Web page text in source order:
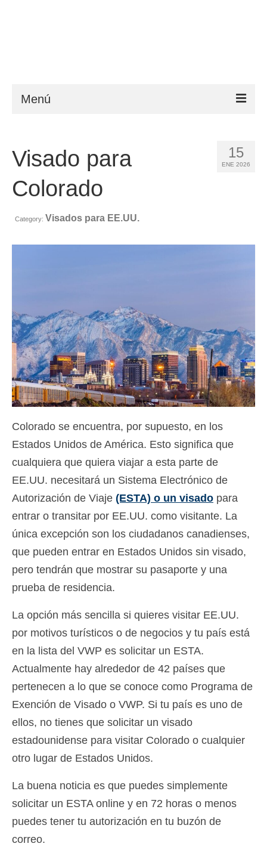
Menú
Requisitos
FAQ
Solicitar
Español
Hrvatski(Croata)
Čeština(Checo)
Dansk(Danés)
Nederlands(Holandés)
English(Inglés)
Eesti( Estonio)
Suomi (Finlandés)
Français
Deutsch( Alemán)
Ελληνικά(Griego )
Magyar( Húngaro )
Italiano
日本語(Japonés)
(
Norsk bokmål(Bokmål)
Polski (Polaco)
( Eslavo
Slovenščina(Esloveno)
15
ENE 2026
Visado para
Colorado
Category: Visados para EE.UU.
Colorado se encuentra, por supuesto, en los
Estados Unidos de América. Esto significa que
cualquiera que quiera viajar a esta parte de
EE.UU. necesitará un Sistema Electrónico de
Autorización de Viaje (ESTA) o un visado para
entrar o transitar por EE.UU. como visitante. La
única excepción son los ciudadanos canadienses,
que pueden entrar en Estados Unidos sin visado,
pero tendrán que mostrar su pasaporte y una
prueba de residencia.
La opción más sencilla si quieres visitar EE.UU.
por motivos turísticos o de negocios y tu país está
en la lista del VWP es solicitar un ESTA.
Actualmente hay alrededor de 42 países que
pertenecen a lo que se conoce como Programa de
Exención de Visado o VWP. Si tu país es uno de
ellos, no tienes que solicitar un visado
estadounidense para visitar Colorado o cualquier
otro lugar de Estados Unidos.
La buena noticia es que puedes simplemente
solicitar un ESTA online y en 72 horas o menos
puedes tener tu autorización en tu buzón de
correo.